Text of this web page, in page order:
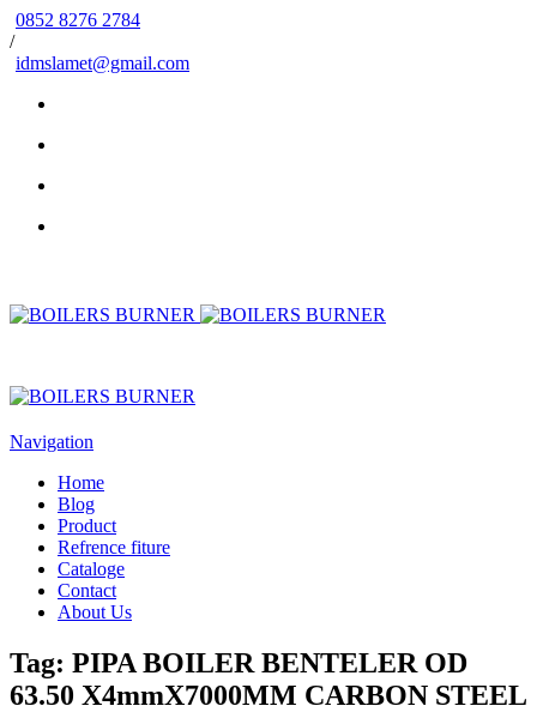
0852 8276 2784
/
idmslamet@gmail.com
Navigation
Home
Blog
Product
Refrence fiture
Cataloge
Contact
About Us
Tag: PIPA BOILER BENTELER OD
63.50 X4mmX7000MM CARBON STEEL